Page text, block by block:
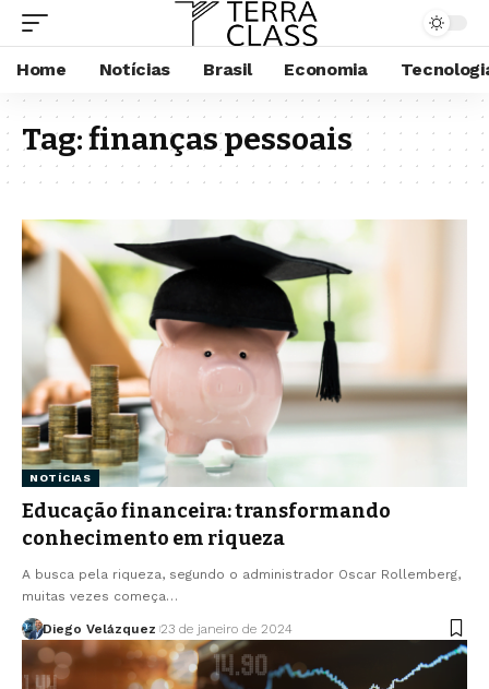
Home Notícias Brasil Economia
Tag:finanças pessoais
NOTÍCIAS
Educação financeira: transformando
conhecimento em riqueza
A busca pela riqueza, segundo o administrador Oscar Rollemberg,
muitas vezes começa…
Diego Velázquez 23 de janeiro de 2024